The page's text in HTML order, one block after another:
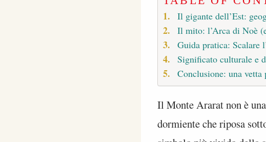
Il gigante dell’Est:
Il mito: l’Arca di Noè
Guida pratica: Scalare
Significato culturale e
Conclusione: una vetta
Il Monte Ararat non è
dormiente che riposa